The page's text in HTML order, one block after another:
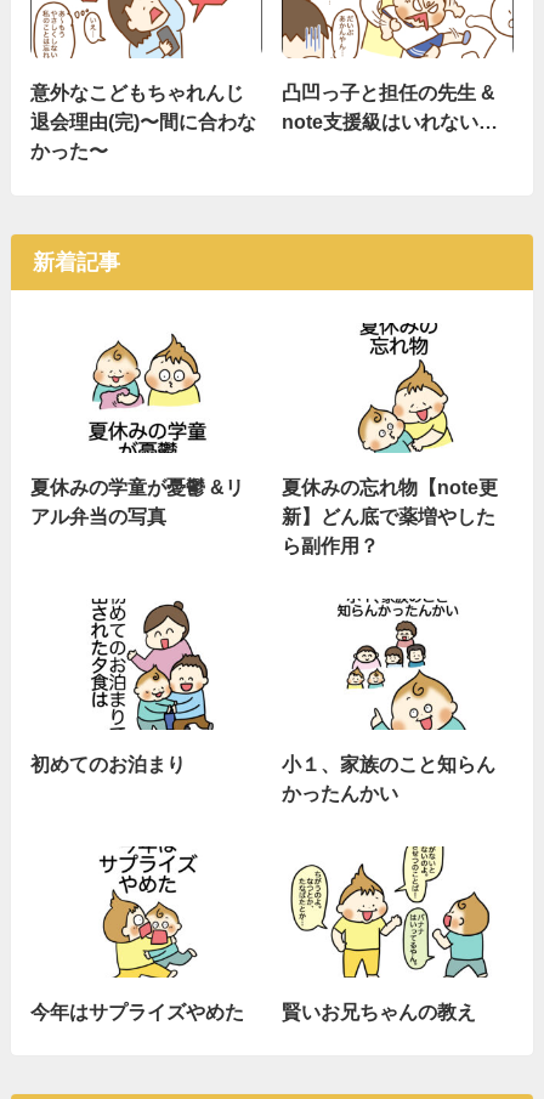
意外なこどもちゃれんじ
退会理由(完)〜間に合わな
かった〜
凸凹っ子と担任の先生 &
note支援級はいれない…
新着記事
夏休みの学童が憂鬱 &リ
アル弁当の写真
夏休みの忘れ物【note更
新】どん底で薬増やした
ら副作用？
初めてのお泊まり
小１、家族のこと知らん
かったんかい
今年はサプライズやめた 賢いお兄ちゃんの教え